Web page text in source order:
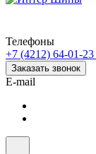
Телефоны
+7 (4212) 64-01-23
Заказать звонок
E-mail